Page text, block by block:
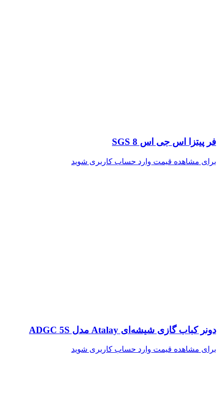
فر پیتزا اس جی اس SGS 8
برای مشاهده قیمت وارد حساب کاربری شوید
دونر کباب گازی شیشه‌ای Atalay مدل ADGC 5S
برای مشاهده قیمت وارد حساب کاربری شوید